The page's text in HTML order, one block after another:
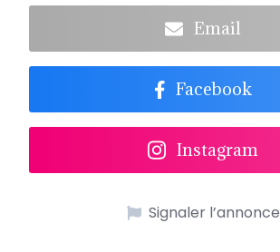
Email
Facebook
Instagram
Signaler l’annonce